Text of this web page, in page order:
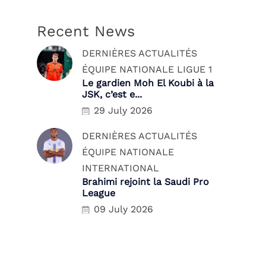
Recent News
DERNIÈRES ACTUALITÉS
ÉQUIPE NATIONALE LIGUE 1
Le gardien Moh El Koubi à la
JSK, c’est e...
29 July 2026
DERNIÈRES ACTUALITÉS
ÉQUIPE NATIONALE
INTERNATIONAL
Brahimi rejoint la Saudi Pro
League
09 July 2026